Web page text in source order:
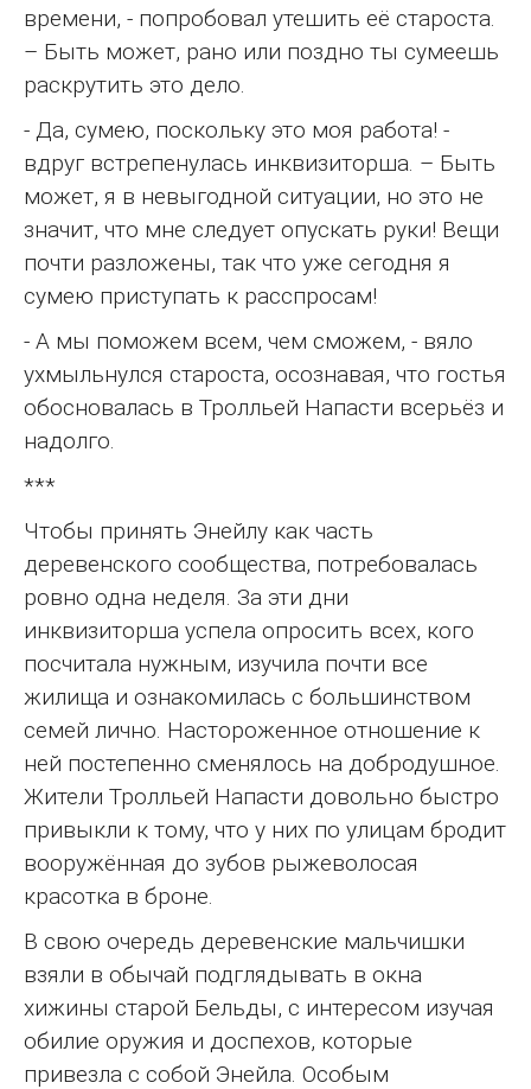
времени, - попробовал утешить её староста.
– Быть может, рано или поздно ты сумеешь
раскрутить это дело.
- Да, сумею, поскольку это моя работа! -
вдруг встрепенулась инквизиторша. – Быть
может, я в невыгодной ситуации, но это не
значит, что мне следует опускать руки! Вещи
почти разложены, так что уже сегодня я
сумею приступать к расспросам!
- А мы поможем всем, чем сможем, - вяло
ухмыльнулся староста, осознавая, что гостья
обосновалась в Тролльей Напасти всерьёз и
надолго.
***
Чтобы принять Энейлу как часть
деревенского сообщества, потребовалась
ровно одна неделя. За эти дни
инквизиторша успела опросить всех, кого
посчитала нужным, изучила почти все
жилища и ознакомилась с большинством
семей лично. Настороженное отношение к
ней постепенно сменялось на добродушное.
Жители Тролльей Напасти довольно быстро
привыкли к тому, что у них по улицам бродит
вооружённая до зубов рыжеволосая
красотка в броне.
В свою очередь деревенские мальчишки
взяли в обычай подглядывать в окна
хижины старой Бельды, с интересом изучая
обилие оружия и доспехов, которые
привезла с собой Энейла. Особым